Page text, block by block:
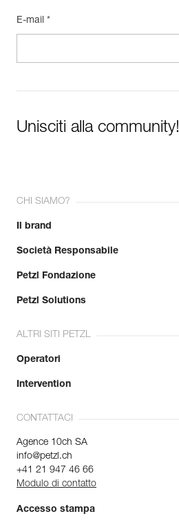
E-mail *
Unisciti alla community!
CHI SIAMO?
Il brand
Società Responsabile
Petzl Fondazione
Petzl Solutions
ALTRI SITI PETZL
Operatori
Intervention
CONTATTACI
Agence 10ch SA
info@petzl.ch
+41 21 947 46 66
Modulo di contatto
Accesso stampa